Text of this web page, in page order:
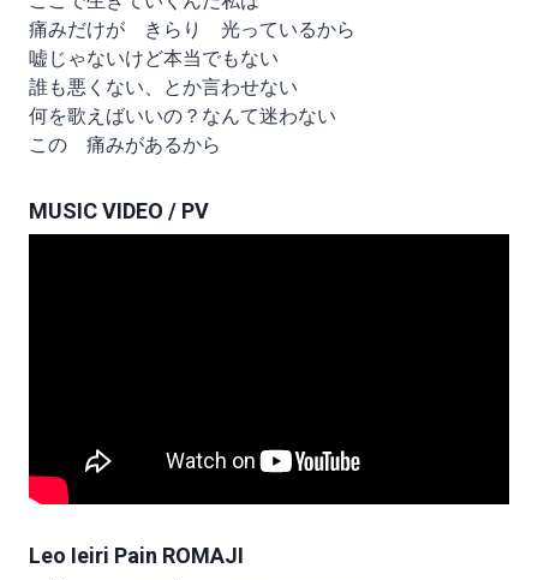
痛みだけが きらり 光っているから
嘘じゃないけど本当でもない
誰も悪くない、とか言わせない
何を歌えばいいの？なんて迷わない
この 痛みがあるから
MUSIC VIDEO / PV
Leo Ieiri Pain ROMAJI